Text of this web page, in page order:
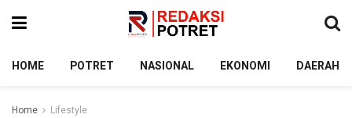
HOME POTRET NASIONAL EKONOMI DAERAH
Home Lifestyle